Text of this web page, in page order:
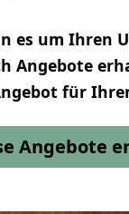
es um Ihren
Angebote
für
Angebote